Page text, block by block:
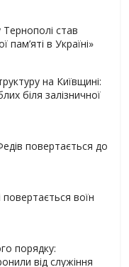
став
пам’яті в Україні»
на Київщині:
біля залізничної
повертається до
воїн
порядку:
від служіння